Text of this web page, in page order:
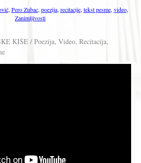
, Pero Zubac, poezija, recitacije, tekst pesme, video,
Zanimljivosti
KIŠE / Poezija, Video, Recitacija,